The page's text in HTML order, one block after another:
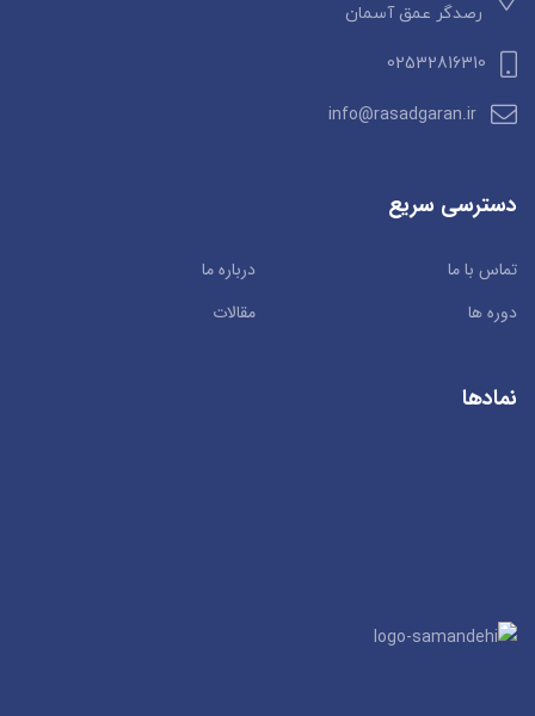
رصدگر عمق آسمان
02532816310
info@rasadgaran.ir
دسترسی سریع
تماس با ما
درباره ما
دوره ها
مقالات
نمادها